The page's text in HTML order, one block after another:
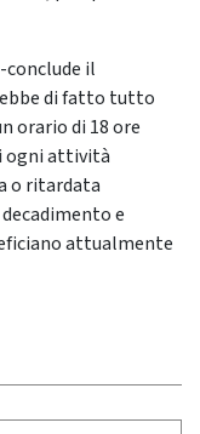
il
di fatto tutto
orario di 18 ore
ogni attività
o ritardata
e
attualmente